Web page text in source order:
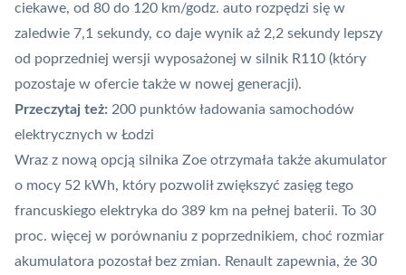
ciekawe, od 80 do 120 km/godz. auto rozpędzi się w
zaledwie 7,1 sekundy, co daje wynik aż 2,2 sekundy lepszy
od poprzedniej wersji wyposażonej w silnik R110 (który
pozostaje w ofercie także w nowej generacji).
Przeczytaj też: 200 punktów ładowania samochodów
elektrycznych w Łodzi
Wraz z nową opcją silnika Zoe otrzymała także akumulator
o mocy 52 kWh, który pozwolił zwiększyć zasięg tego
francuskiego elektryka do 389 km na pełnej baterii. To 30
proc. więcej w porównaniu z poprzednikiem, choć rozmiar
akumulatora pozostał bez zmian. Renault zapewnia, że 30